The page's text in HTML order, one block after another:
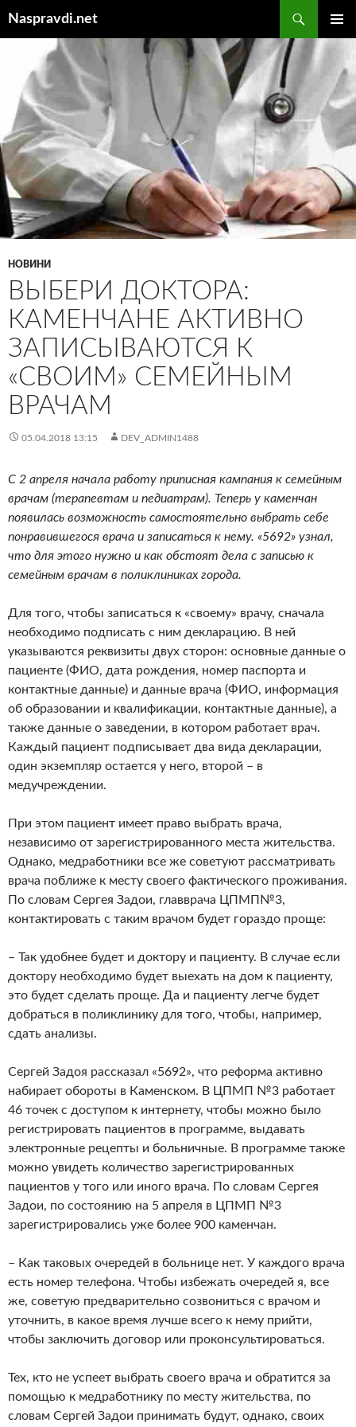
Naspravdi.net
НОВИНИ
ВЫБЕРИ ДОКТОРА:
КАМЕНЧАНЕ АКТИВНО
ЗАПИСЫВАЮТСЯ К
«СВОИМ» СЕМЕЙНЫМ
ВРАЧАМ
05.04.2018 13:15 DEV_ADMIN1488
С 2 апреля начала работу приписная кампания к семейным
врачам (терапевтам и педиатрам). Теперь у каменчан
появилась возможность самостоятельно выбрать себе
понравившегося врача и записаться к нему. «5692» узнал,
что для этого нужно и как обстоят дела с записью к
семейным врачам в поликлиниках города.
Для того, чтобы записаться к «своему» врачу, сначала
необходимо подписать с ним декларацию. В ней
указываются реквизиты двух сторон: основные данные о
пациенте (ФИО, дата рождения, номер паспорта и
контактные данные) и данные врача (ФИО, информация
об образовании и квалификации, контактные данные), а
также данные о заведении, в котором работает врач.
Каждый пациент подписывает два вида декларации,
один экземпляр остается у него, второй – в
медучреждении.
При этом пациент имеет право выбрать врача,
независимо от зарегистрированного места жительства.
Однако, медработники все же советуют рассматривать
врача поближе к месту своего фактического проживания.
По словам Сергея Задои, главврача ЦПМП№3,
контактировать с таким врачом будет гораздо проще:
– Так удобнее будет и доктору и пациенту. В случае если
доктору необходимо будет выехать на дом к пациенту,
это будет сделать проще. Да и пациенту легче будет
добраться в поликлинику для того, чтобы, например,
сдать анализы.
Сергей Задоя рассказал «5692», что реформа активно
набирает обороты в Каменском. В ЦПМП №3 работает
46 точек с доступом к интернету, чтобы можно было
регистрировать пациентов в программе, выдавать
электронные рецепты и больничные. В программе также
можно увидеть количество зарегистрированных
пациентов у того или иного врача. По словам Сергея
Задои, по состоянию на 5 апреля в ЦПМП №3
зарегистрировались уже более 900 каменчан.
– Как таковых очередей в больнице нет. У каждого врача
есть номер телефона. Чтобы избежать очередей я, все
же, советую предварительно созвониться с врачом и
уточнить, в какое время лучше всего к нему прийти,
чтобы заключить договор или проконсультироваться.
Тех, кто не успеет выбрать своего врача и обратится за
помощью к медработнику по месту жительства, по
словам Сергей Задои принимать будут, однако, своих